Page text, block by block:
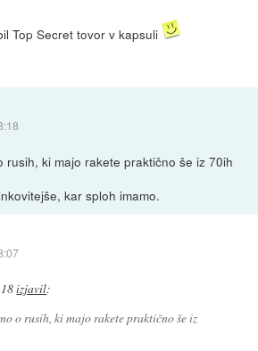
Top Secret tovor v kapsuli
rusih, ki majo rakete praktično še iz 70ih
kar sploh imamo.
izjavil:
o rusih, ki majo rakete praktično še iz